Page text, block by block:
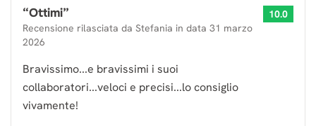
“Ottimi”
Recensione rilasciata da Stefania in data 31 marzo
2026
10.0
Bravissimo...e bravissimi i suoi
collaboratori...veloci e precisi...lo consiglio
vivamente!